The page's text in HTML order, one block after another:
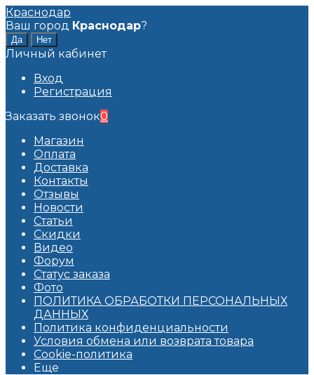
Краснодар
Ваш город Краснодар?
Личный кабинет
Вход
Регистрация
Заказать звонок0
Магазин
Оплата
Доставка
Контакты
Отзывы
Новости
Статьи
Скидки
Видео
Форум
Статус заказа
Фото
ПОЛИТИКА ОБРАБОТКИ ПЕРСОНАЛЬНЫХ
ДАННЫХ​
Политика конфиденциальности
Условия обмена или возврата товара
Cookie-политика
Еще